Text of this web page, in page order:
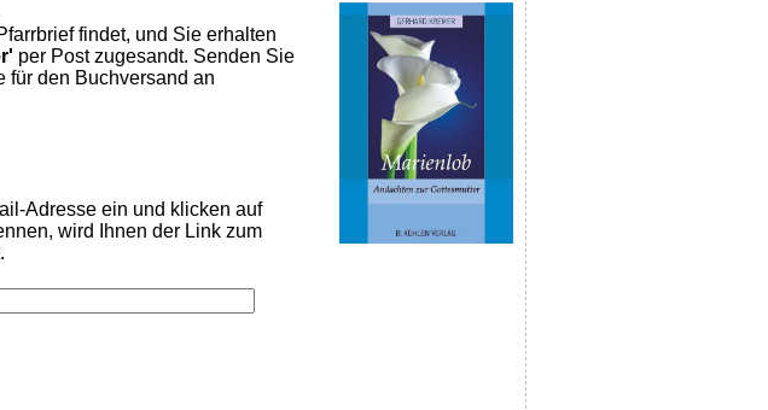
findet, und Sie erhalten
per Post zugesandt. Senden Sie
für den Buchversand an
Adresse ein und klicken auf
wird Ihnen der Link zum